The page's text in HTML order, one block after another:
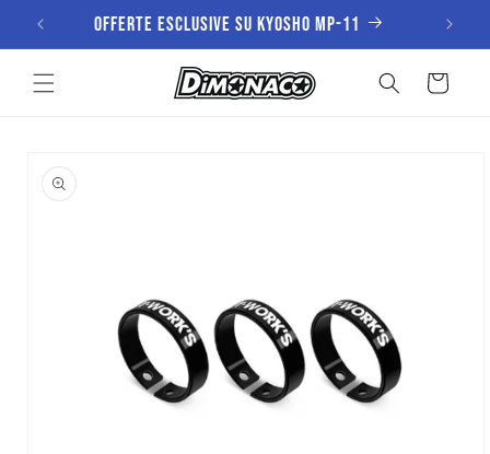
direttamenteOfferte esclusive su KYOSHO MP-11
Carrello
informazioni
sul prodotto